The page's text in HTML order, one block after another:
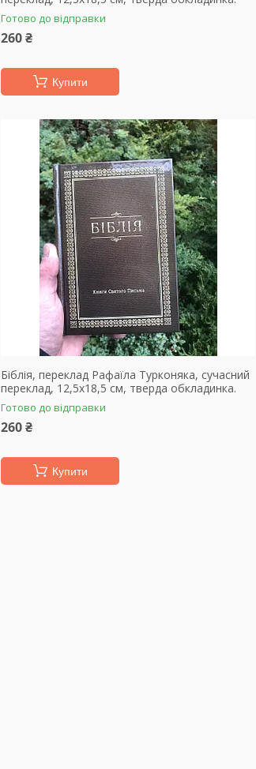
Готово до відправки
260 ₴
Купити
Біблія, переклад Рафаїла Турконяка, сучасний
переклад, 12,5х18,5 см, тверда обкладинка.
Готово до відправки
260 ₴
Купити